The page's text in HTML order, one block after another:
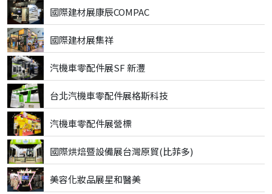
國際建材展康辰COMPAC
國際建材展集祥
汽機車零配件展SF 新灃
台北汽機車零配件展格斯科技
汽機車零配件展營標
國際烘焙暨設備展台灣原貿(比菲多)
美容化妝品展星和醫美